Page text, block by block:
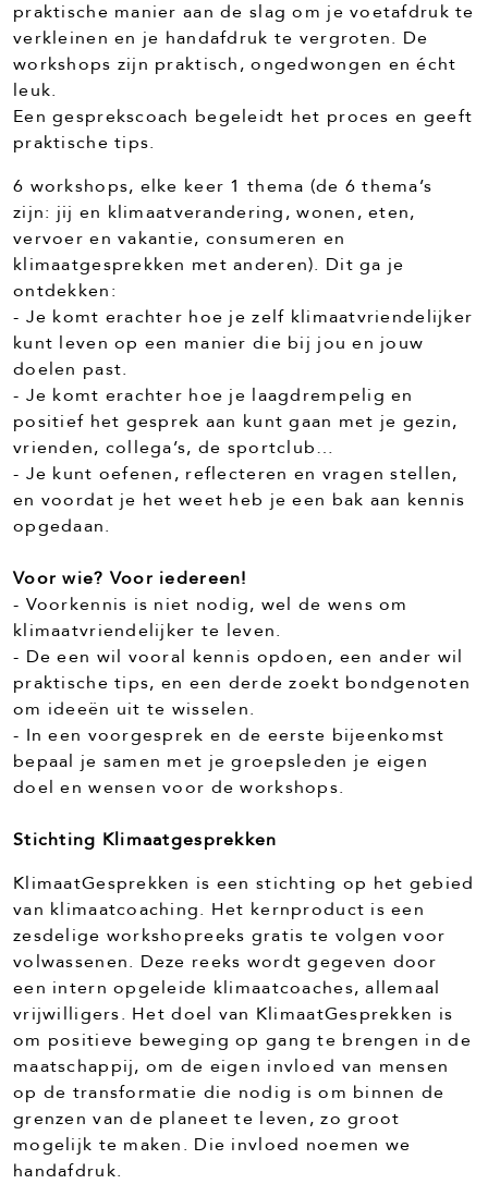
praktische manier aan de slag om je voetafdruk te
verkleinen en je handafdruk te vergroten. De
workshops zijn praktisch, ongedwongen en écht
leuk.
Een gesprekscoach begeleidt het proces en geeft
praktische tips.
6 workshops, elke keer 1 thema (de 6 thema’s
zijn: jij en klimaatverandering, wonen, eten,
vervoer en vakantie, consumeren en
klimaatgesprekken met anderen). Dit ga je
ontdekken:
- Je komt erachter hoe je zelf klimaatvriendelijker
kunt leven op een manier die bij jou en jouw
doelen past.
- Je komt erachter hoe je laagdrempelig en
positief het gesprek aan kunt gaan met je gezin,
vrienden, collega’s, de sportclub…
- Je kunt oefenen, reflecteren en vragen stellen,
en voordat je het weet heb je een bak aan kennis
opgedaan.
Voor wie? Voor iedereen!
- Voorkennis is niet nodig, wel de wens om
klimaatvriendelijker te leven.
- De een wil vooral kennis opdoen, een ander wil
praktische tips, en een derde zoekt bondgenoten
om ideeën uit te wisselen.
- In een voorgesprek en de eerste bijeenkomst
bepaal je samen met je groepsleden je eigen
doel en wensen voor de workshops.
Stichting Klimaatgesprekken
KlimaatGesprekken is een stichting op het gebied
van klimaatcoaching. Het kernproduct is een
zesdelige workshopreeks gratis te volgen voor
volwassenen. Deze reeks wordt gegeven door
een intern opgeleide klimaatcoaches, allemaal
vrijwilligers. Het doel van KlimaatGesprekken is
om positieve beweging op gang te brengen in de
maatschappij, om de eigen invloed van mensen
op de transformatie die nodig is om binnen de
grenzen van de planeet te leven, zo groot
mogelijk te maken. Die invloed noemen we
handafdruk.